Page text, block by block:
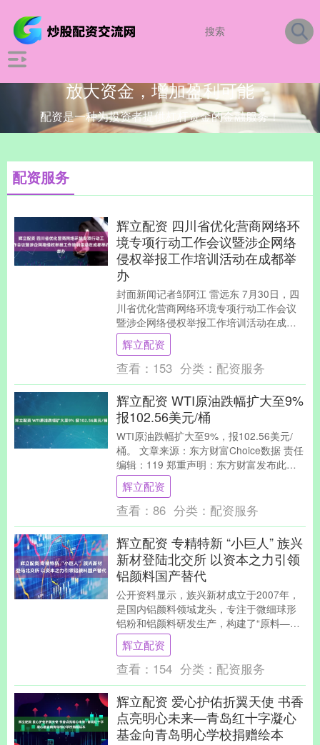
放大资金，增加盈利可能
配资是一种为投资者提供杠杆资金的金融服务！
配资服务
辉立配资 四川省优化营商网络环
境专项行动工作会议暨涉企网络
侵权举报工作培训活动在成都举
办
封面新闻记者邹阿江 雷远东 7月30日，四
川省优化营商网络环境专项行动工作会议
暨涉企网络侵权举报工作培训活动在成都
举办。省委网信办宁方伟同志出席并讲
话，省直有关....
辉立配资
查看： 153 分类： 配资服务
辉立配资 WTI原油跌幅扩大至9%
报102.56美元/桶
WTI原油跌幅扩大至9%，报102.56美元/
桶。 文章来源：东方财富Choice数据 责任
编辑：119 郑重声明：东方财富发布此内
容旨在传播更多信息，与本站立....
辉立配资
查看： 86 分类： 配资服务
辉立配资 专精特新 “小巨人” 族兴
新材登陆北交所 以资本之力引领
铝颜料国产替代
公开资料显示，族兴新材成立于2007年，
是国内铝颜料领域龙头，专注于微细球形
铝粉和铝颜料研发生产，构建了“原料—中
间品—终端产品”的全产业链布局。根据中
国涂料工....
辉立配资
查看： 154 分类： 配资服务
辉立配资 爱心护佑折翼天使 书香
点亮明心未来—青岛红十字凝心
基金向青岛明心学校捐赠绘本